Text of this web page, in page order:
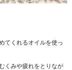
てくれるオイルを使っ
くみや疲れをとりなが